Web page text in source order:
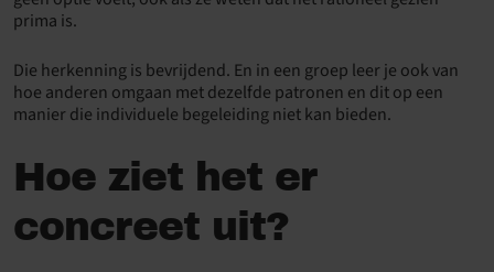
prima is.
Die herkenning is bevrijdend. En in een groep leer je ook van
hoe anderen omgaan met dezelfde patronen en dit op een
manier die individuele begeleiding niet kan bieden.
Hoe ziet het er
concreet uit?